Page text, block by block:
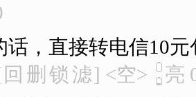
话，直接转电信10元
回 删 锁 滤] <空> 亮